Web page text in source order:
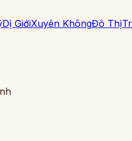
Dị GiớiXuyên KhôngĐô Thị